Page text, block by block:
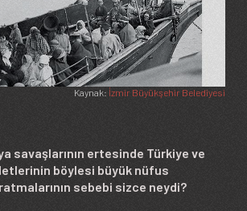
Kaynak: İzmir Büyükşehir Belediyesi
savaşlarının ertesinde Türkiye ve
böylesi büyük nüfus
sebebi sizce neydi?